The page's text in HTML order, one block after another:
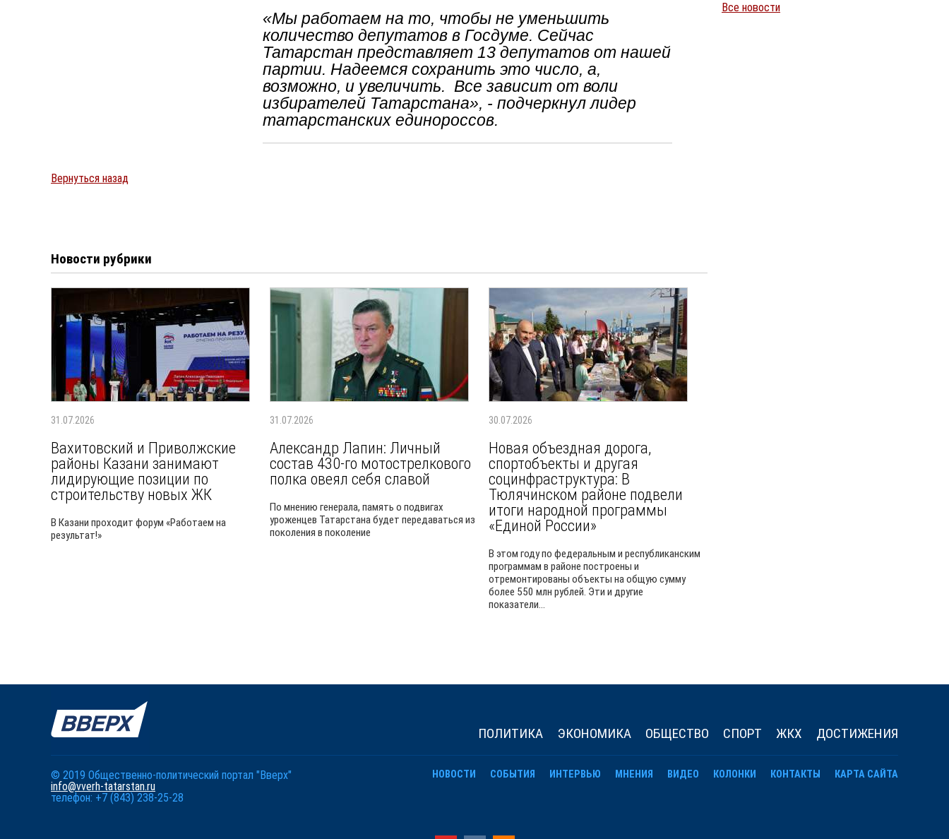
«Мы работаем на то, чтобы не уменьшить
количество депутатов в Госдуме. Сейчас
Татарстан представляет 13 депутатов от нашей
партии. Надеемся сохранить это число, а,
возможно, и увеличить. Все зависит от воли
избирателей Татарстана», - подчеркнул лидер
татарстанских единороссов.
Вернуться назад
Новости рубрики
31.07.2026
Вахитовский и Приволжские
районы Казани занимают
лидирующие позиции по
строительству новых ЖК
В Казани проходит форум «Работаем на
результат!»
31.07.2026
Александр Лапин: Личный
состав 430-го мотострелкового
полка овеял себя славой
По мнению генерала, память о подвигах
уроженцев Татарстана будет передаваться из
поколения в поколение
30.07.2026
Новая объездная дорога,
спортобъекты и другая
социнфраструктура: В
Тюлячинском районе подвели
итоги народной программы
«Единой России»
В этом году по федеральным и республиканским
программам в районе построены и
отремонтированы объекты на общую сумму
более 550 млн рублей. Эти и другие
показатели...
Все новости
ДОСТИЖЕНИЯ
ЖКХ
СПОРТ
ОБЩЕСТВО
ЭКОНОМИКА
ПОЛИТИКА
© 2019 Общественно-политический портал "Вверх"
info@vverh-tatarstan.ru
телефон: +7 (843) 238-25-28
НОВОСТИ СОБЫТИЯ ИНТЕРВЬЮ МНЕНИЯ ВИДЕО КОЛОНКИ КОНТАКТЫ КАРТА САЙТА